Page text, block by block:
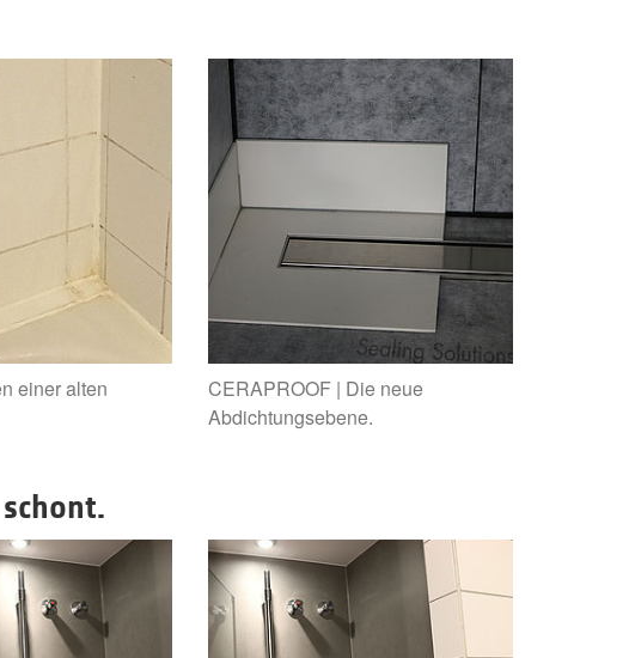
einer alten
CERAPROOF | Die neue
Abdichtungsebene.